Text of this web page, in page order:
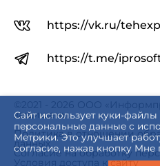
Сайт использует куки-файлы
персональные данные с
Метрики. Это улучшает
согласие, нажав кнопку Мне
https://vk.ru/
https://t.me/
©2021 - 2026 ООО
защищены.
Политика в отношении
данных
Согласие на обработку
Условия доступа к сайту